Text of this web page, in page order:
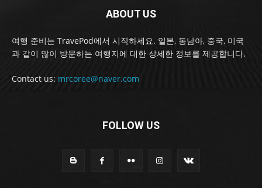
ABOUT US
여행 준비는 TravePod에서 시작하세요. 일본, 동남아, 중국, 미국
과 같이 많이 방문하는 여행지에 대한 상세한 정보를 제공합니다.
Contact us: mrcoree@naver.com
FOLLOW US